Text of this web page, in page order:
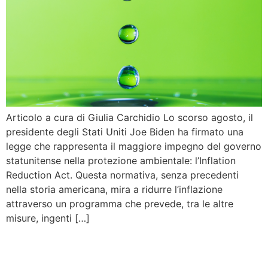
Articolo a cura di Giulia Carchidio Lo scorso agosto, il
presidente degli Stati Uniti Joe Biden ha firmato una
legge che rappresenta il maggiore impegno del governo
statunitense nella protezione ambientale: l’Inflation
Reduction Act. Questa normativa, senza precedenti
nella storia americana, mira a ridurre l’inflazione
attraverso un programma che prevede, tra le altre
misure, ingenti […]